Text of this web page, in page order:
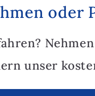
oder
unser